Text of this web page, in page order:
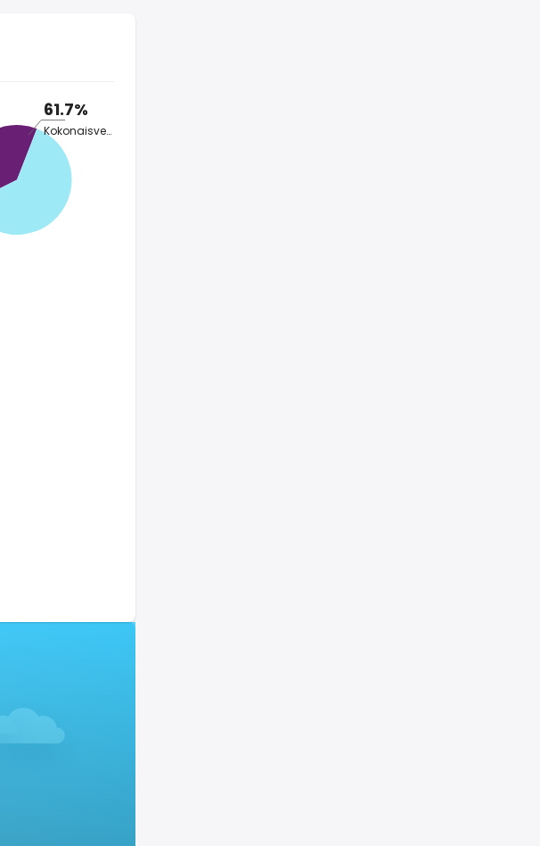
61.7%
Kokonaisvero